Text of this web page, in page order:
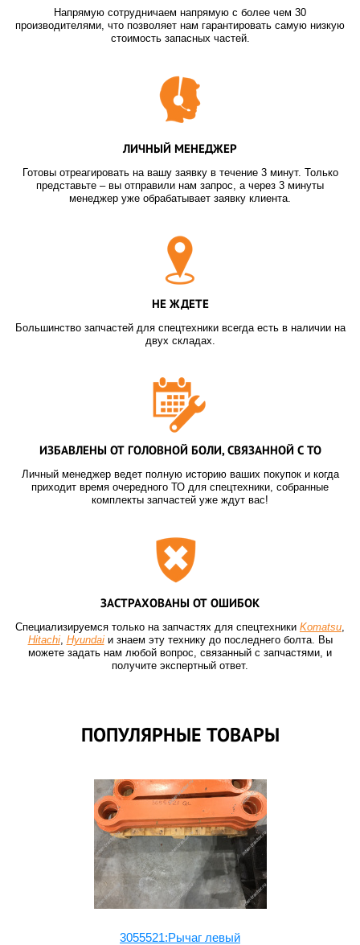
Напрямую сотрудничаем напрямую с более чем 30
производителями, что позволяет нам гарантировать самую низкую
стоимость запасных частей.
ЛИЧНЫЙ МЕНЕДЖЕР
Готовы отреагировать на вашу заявку в течение 3 минут. Только
представьте – вы отправили нам запрос, а через 3 минуты
менеджер уже обрабатывает заявку клиента.
НЕ ЖДЕТЕ
Большинство запчастей для спецтехники всегда есть в наличии на
двух складах.
ИЗБАВЛЕНЫ ОТ ГОЛОВНОЙ БОЛИ, СВЯЗАННОЙ С ТО
Личный менеджер ведет полную историю ваших покупок и когда
приходит время очередного ТО для спецтехники, собранные
комплекты запчастей уже ждут вас!
ЗАСТРАХОВАНЫ ОТ ОШИБОК
Специализируемся только на запчастях для спецтехники Komatsu,
Hitachi, Hyundaiи знаем эту технику до последнего болта. Вы
можете задать нам любой вопрос, связанный с запчастями, и
получите экспертный ответ.
ПОПУЛЯРНЫЕ ТОВАРЫ
3055521:Рычаг левый